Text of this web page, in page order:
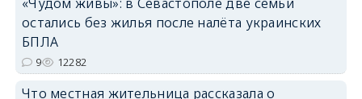
остались без жилья после налёта украинских
БПЛА
9 12282
Что местная жительница рассказала о